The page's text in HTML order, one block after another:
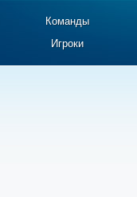
Команды
Игроки